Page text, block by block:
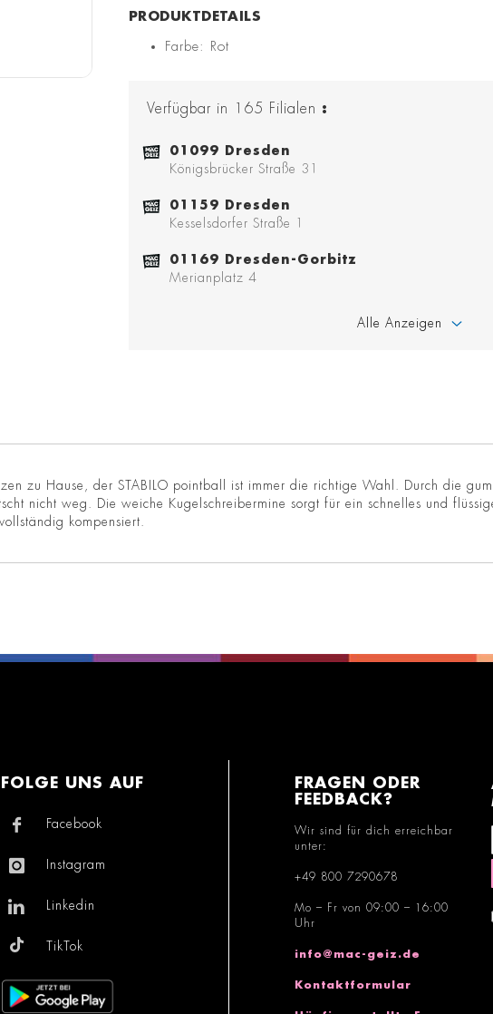
Farbe: Rot
Verfügbar in 165 Filialen :
01099 Dresden
Königsbrücker Straße 31
01159 Dresden
Kesselsdorfer Straße 1
01169 Dresden-Gorbitz
Merianplatz 4
Alle Anzeigen
zu Hause, der STABILO pointball ist immer die richtige Wahl. Durch die
nicht weg. Die weiche Kugelschreibermine sorgt für ein schnelles und
kompensiert.
FOLGE UNS AUF
Facebook
Instagram
Linkedin
TikTok
FRAGEN ODER
FEEDBACK?
Wir sind für dich erreichbar
unter:
+49 800 7290678
Mo – Fr von 09:00 – 16:00
Uhr
info@mac-geiz.de
Kontaktformular